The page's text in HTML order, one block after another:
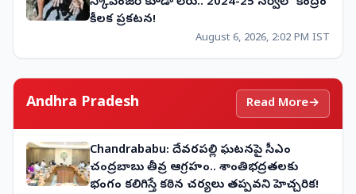
కీలక ప్రకటన!
August 6, 2026, 2:02 PM IST
Andhra Pradesh Read More→
Chandrababu: దేవరపల్లి ఘటనపై సీఎం
చంద్రబాబు తీవ్ర ఆగ్రహం.. శాంతిభద్రతలకు
భంగం కలిగిస్తే కఠిన చర్యలు తప్పవని హెచ్చరిక!